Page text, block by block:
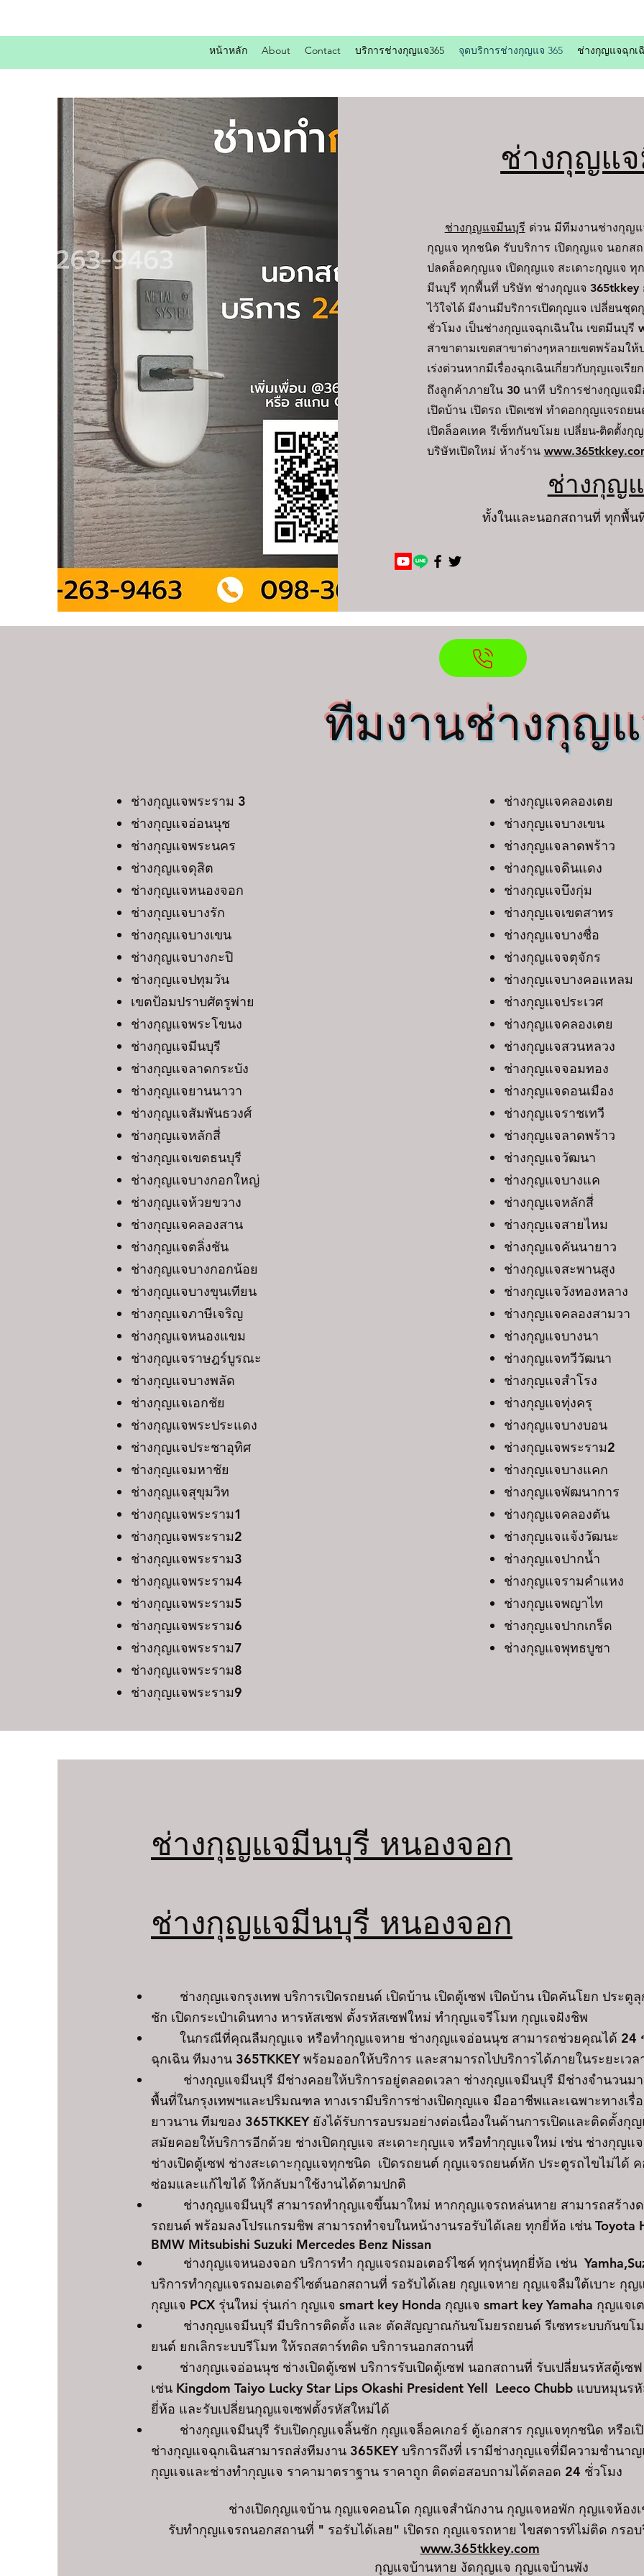
หน้าหลัก About Contact บริการช่างกุญแจ365 จุดบริการช่างกุญแจ 365 ช่างกุญแจฉุกเ
ช่างกุญแ
ช่างกุญแจมีนบุรี ด่วน มีทีมงานช่างกุญ
กุญแจ ทุกชนิด รับบริการ เปิดกุญแจ นอกส
ปลดล็อคกุญแจ เปิดกุญแจ สะเดาะกุญแจ
มีนบุรี ทุกพื้นที่ บริษัท ช่างกุญแจ 365tkkey
ไว้ใจได้ มีงานมีบริการเปิดกุญแจ เปลี่ยนชุ
ชั่วโมง เป็นช่างกุญแจฉุกเฉินใน เขตมีนบุรี
สาขาตามเขตสาขาต่างๆหลายเขตพร้อมใ
เร่งด่วนหากมีเรื่องฉุกเฉินเกี่ยวกับกุญแจเ
ถึงลูกค้าภายใน 30 นาที บริการช่างกุญแจ
เปิดบ้าน เปิดรถ เปิดเซฟ ทำดอกกุญแจรถ
เปิดล็อคเทค รีเซ็ทกันขโมย เปลี่ยน-ติดตั้งกุ
บริษัทเปิดใหม่ ห้างร้าน
ช่างกุญ
ทั้งในและนอกสถานที่ ทุกพื้
ทีมงานช่างกุญ
ช่างกุญแจพระราม 3
ช่างกุญแจอ่อนนุช
ช่างกุญแจพระนคร
ช่างกุญแจดุสิต
ช่างกุญแจหนองจอก
ช่างกุญแจบางรัก
ช่างกุญแจบางเขน
ช่างกุญแจบางกะปิ
ช่างกุญแจปทุมวัน
เขตป้อมปราบศัตรูพ่าย
ช่างกุญแจพระโขนง
ช่างกุญแจมีนบุรี
ช่างกุญแจลาดกระบัง
ช่างกุญแจยานนาวา
ช่างกุญแจสัมพันธวงศ์
ช่างกุญแจหลักสี่
ช่างกุญแจเขตธนบุรี
ช่างกุญแจบางกอกใหญ่
ช่างกุญแจห้วยขวาง
ช่างกุญแจคลองสาน
ช่างกุญแจตลิ่งชัน
ช่างกุญแจบางกอกน้อย
ช่างกุญแจบางขุนเทียน
ช่างกุญแจภาษีเจริญ
ช่างกุญแจหนองแขม
ช่างกุญแจราษฎร์บูรณะ
ช่างกุญแจบางพลัด
ช่างกุญแจเอกชัย
ช่างกุญแจพระประแดง
ช่างกุญแจประชาอุทิศ
ช่างกุญแจมหาชัย
ช่างกุญแจสุขุมวิท
ช่างกุญแจพระราม1
ช่างกุญแจพระราม2
ช่างกุญแจพระราม3
ช่างกุญแจพระราม4
ช่างกุญแจพระราม5
ช่างกุญแจพระราม6
ช่างกุญแจพระราม7
ช่างกุญแจพระราม8
ช่างกุญแจพระราม9
ช่างกุญแจคลองเตย
ช่างกุญแจบางเขน
ช่างกุญแจลาดพร้าว
ช่างกุญแจดินแดง
ช่างกุญแจบึงกุ่ม
ช่างกุญแจเขตสาทร
ช่างกุญแจบางซื่อ
ช่างกุญแจจตุจักร
ช่างกุญแจบางคอแหลม
ช่างกุญแจประเวศ
ช่างกุญแจคลองเตย
ช่างกุญแจสวนหลวง
ช่างกุญแจจอมทอง
ช่างกุญแจดอนเมือง
ช่างกุญแจราชเทวี
ช่างกุญแจลาดพร้าว
ช่างกุญแจวัฒนา
ช่างกุญแจบางแค
ช่างกุญแจหลักสี่
ช่างกุญแจสายไหม
ช่างกุญแจคันนายาว
ช่างกุญแจสะพานสูง
ช่างกุญแจวังทองหลาง
ช่างกุญแจคลองสามวา
ช่างกุญแจบางนา
ช่างกุญแจทวีวัฒนา
ช่างกุญแจสำโรง
ช่างกุญแจทุ่งครุ
ช่างกุญแจบางบอน
ช่างกุญแจพระราม2
ช่างกุญแจบางแคก
ช่างกุญแจพัฒนาการ
ช่างกุญแจคลองตัน
ช่างกุญแจแจ้งวัฒนะ
ช่างกุญแจปากน้ำ
ช่างกุญแจรามคำแหง
ช่างกุญแจพญาไท
ช่างกุญแจปากเกร็ด
ช่างกุญแจพุทธบูชา
ช่างกุญแจมีนบุรี หนองจอก
ช่างกุญแจมีนบุรี หนองจอก
ช่างกุญแจกรุงเทพ บริการเปิดรถยนต์ เปิดบ้าน เปิดตู้เซฟ เปิดบ้าน เปิดคันโยก ประตูลุ
ชัก เปิดกระเป๋าเดินทาง หารหัสเซฟ ตั้งรหัสเซฟใหม่ ทำกุญแจรีโมท กุญแจฝังชิพ
ในกรณีที่คุณลืมกุญแจ หรือทำกุญแจหาย ช่างกุญแจอ่อนนุช สามารถช่วยคุณได้
ฉุกเฉิน ทีมงาน 365TKKEY พร้อมออกให้บริการ และสามารถไปบริการได้ภายในระยะเ
ช่างกุญแจมีนบุรี มีช่างคอยให้บริการอยู่ตลอดเวลา ช่างกุญแจมีนบุรี มีช่างจำนวนม
พื้นที่ในกรุงเทพฯและปริมณฑล ทางเรามีบริการช่างเปิดกุญแจ มืออาชีพและเฉพาะทางเรื่
ยาวนาน ทีมของ 365TKKEY ยังได้รับการอบรมอย่างต่อเนื่องในด้านการเปิดและติดตั้งกุ
สมัยคอยให้บริการอีกด้วย ช่างเปิดกุญแจ สะเดาะกุญแจ หรือทำกุญแจใหม่ เช่น ช่างกุญแ
ช่างเปิดตู้เซฟ ช่างสะเดาะกุญแจทุกชนิด เปิดรถยนต์ กุญแจรถยนต์หัก ประตูรถไขไม่ได้ ค
ซ่อมและแก้ไขได้ ให้กลับมาใช้งานได้ตามปกติ
ช่างกุญแจมีนบุรี สามารถทำกุญแจขึ้นมาใหม่ หากกุญแจรถหล่นหาย สามารถสร้า
รถยนต์ พร้อมลงโปรแกรมชิพ สามารถทำจบในหน้างานรอรับได้เลย ทุกยี่ห้อ เช่น Toyota
BMW Mitsubishi Suzuki Mercedes Benz Nissan
ช่างกุญแจหนองจอก บริการทำ กุญแจรถมอเตอร์ไซค์ ทุกรุ่นทุกยี่ห้อ เช่น
บริการทำกุญแจรถมอเตอร์ไซต์นอกสถานที่ รอรับได้เลย กุญแจหาย กุญแจลืมใต้เบาะ กุญ
กุญแจ PCX รุ่นใหม่ รุ่นเก่า กุญแจ smart key Honda กุญแจ smart key Yamaha กุญแจ
ช่างกุญแจมีนบุรี มีบริการติดตั้ง และ ตัดสัญญาณกันขโมยรถยนต์ รีเซทระบบกันขโ
ยนต์ ยกเลิกระบบรีโมท ให้รถสตาร์ทติด บริการนอกสถานที่
ช่างกุญแจอ่อนนุช ช่างเปิดตู้เซฟ บริการรับเปิดตู้เซฟ นอกสถานที่ รับเปลี่ยนรหัสตู้เซ
เช่น Kingdom Taiyo Lucky Star Lips Okashi President Yell Leeco Chubb แบบหมุน
ยี่ห้อ และรับเปลี่ยนกุญแจเซฟตั้งรหัสใหม่ได้
ช่างกุญแจมีนบุรี รับเปิดกุญแจลิ้นชัก กุญแจล็อคเกอร์ ตู้เอกสาร กุญแจทุกชนิด หรือเ
ช่างกุญแจฉุกเฉินสามารถส่งทีมงาน 365KEY บริการถึงที่ เรามีช่างกุญแจที่มีความชำนา
กุญแจและช่างทำกุญแจ ราคามาตราฐาน ราคาถูก ติดต่อสอบถามได้ตลอด 24 ชั่วโมง
ช่างเปิดกุญแจบ้าน กุญแจคอนโด กุญแจสำนักงาน กุญแจหอพัก กุญแจห้อง
รับทำกุญแจรถนอกสถานที่ " รอรับได้เลย" เปิดรถ กุญแจรถหาย ไขสตารท์ไม่ติด กรอ
www.365tkkey.com
กุญแจบ้านหาย งัดกุญแจ กุญแจบ้านพัง